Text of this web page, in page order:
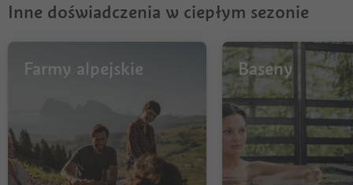
Inne doświadczenia w ciepłym sezonie
Farmy alpejskie Baseny